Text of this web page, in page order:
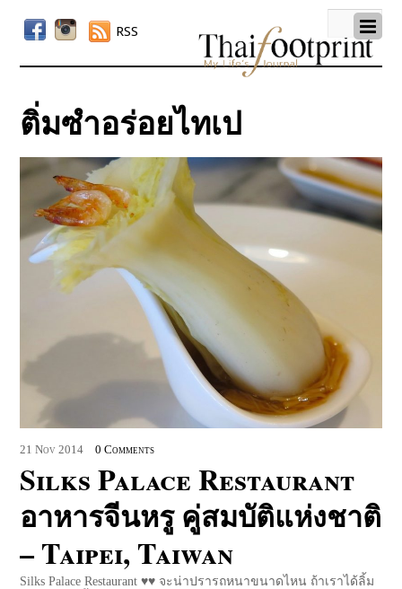
RSS
ติ่มซำอร่อยไทเป
21 Nov 2014 0 Comments
Silks Palace Restaurant
อาหารจีนหรู คู่สมบัติแห่งชาติ
– Taipei, Taiwan
Silks Palace Restaurant ♥♥ จะน่าปรารถหนาขนาดไหน ถ้าเราได้ลิ้ม